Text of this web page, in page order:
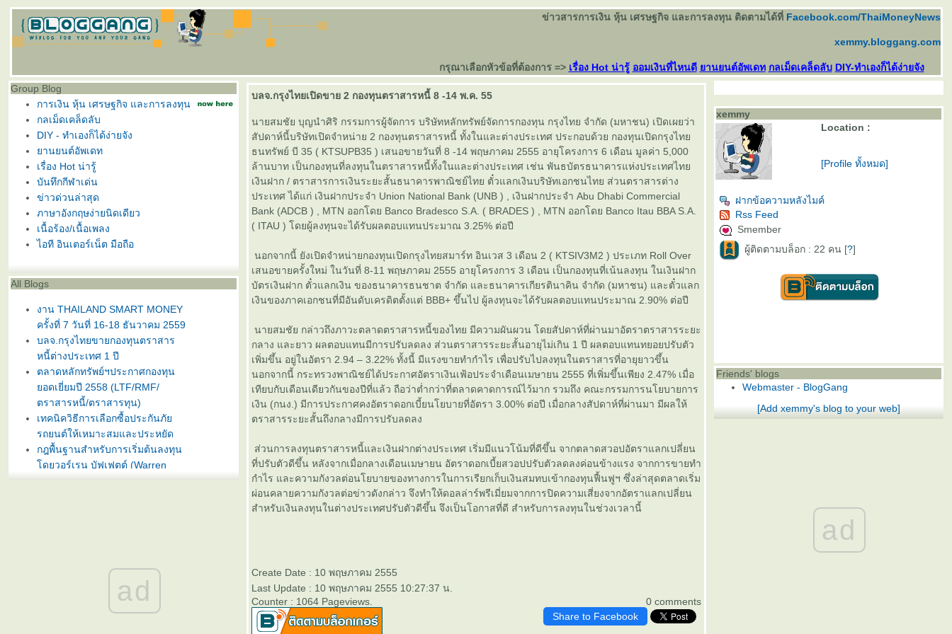
ข่าวสารการเงิน หุ้น เศรษฐกิจ และการลงทุน ติดตามได้ที่ Facebook.com/ThaiMoneyNews
xemmy.bloggang.com
กรุณาเลือกหัวข้อที่ต้องการ => เรื่อง Hot น่ารู้ ออมเงินที่ไหนดี านยนต์อัพเดท กลเม็ดเคล็ดลับ DIY-ทำเองก็ได้ง่ายจัง
Group Blog
การเงิน หุ้น เศรษฐกิจ และการลงทุน
กลเม็ดเคล็ดลับ
DIY - ทำเองก็ได้ง่ายจัง
านยนต์อัพเดท
เรื่อง Hot น่ารู้
บันทึกกีฬาเด่น
ข่าวด่วนล่าสุด
ภาษาอังกฤษง่ายนิดเดียว
เนื้อร้อง/เนื้อเพลง
ไอที อินเตอร์เน็ต มือถือ
All Blogs
งาน THAILAND SMART MONEY
ครั้งที่ 7 วันที่ 16-18 ธันวาคม 2559
บลจ.กรุงไทยขายกองทุนตราสาร
หนี้ต่างประเทศ 1 ปี
ตลาดหลักทรัพย์ฯประกาศกองทุน
อดเยี่ยมปี 2558 (LTF/RMF/
ตราสารหนี้/ตราสารทุน)
เทคนิควิธีการเลือกซื้อประกันภั
รถยนต์ให้เหมาะสมและประหยัด
กฎพื้นฐานสำหรับการเริ่มต้นลงทุน
ดยวอร์เรน บัฟเฟตต์ (Warren
ดอกเบี้ยสูง 3% ต่อปี
บลจ. ทิสโก้ เปิดเสนอขาย “กองทุน
เปิด ทิสโก้ เจแปน อิควิตี้ ทริกเกอร์
8% #2” วันที่ 2- 9 ม.ค. 2557
ad
บลจ.กรุงไทยเปิดขาย 2 กองทุนตราสารหนี้ 8 -14 พ.ค. 55
นายสมชัย บุญนำศิริ กรรมการผู้จัดการ บริษัทหลักทรัพย์จัดการกองทุน กรุงไทย จำกัด (มหาชน) เปิดเผยว่า
สัปดาห์นี้บริษัทเปิดจำหน่าย 2 กองทุนตราสารหนี้ ทั้งในและต่างประเทศ ประกอบด้วย กองทุนเปิดกรุงไท
ธนทรัพย์ บี 35 ( KTSUPB35 ) เสนอขายวันที่ 8 -14 พฤษภาคม 2555 อายุโครงการ 6 เดือน มูลค่า 5,000
ล้านบาท เป็นกองทุนที่ลงทุนในตราสารหนี้ทั้งในและต่างประเทศ เช่น พันธบัตรธนาคารแห่งประเทศไท
เงินฝาก / ตราสารการเงินระยะสั้นธนาคารพาณิชย์ไทย ตั๋วแลกเงินบริษัทเอกชนไทย ส่วนตราสารต่าง
ประเทศ ได้แก่ เงินฝากประจำ Union National Bank (UNB ) , เงินฝากประจำ Abu Dhabi Commercial
Bank (ADCB ) , MTN ออกโดย Banco Bradesco S.A. ( BRADES ) , MTN ออกโดย Banco Itau BBA S.A.
( ITAU ) โดยผู้ลงทุนจะได้รับผลตอบแทนประมาณ 3.25% ต่อปี
นอกจากนี้ ยังเปิดจำหน่ายกองทุนเปิดกรุงไทยสมาร์ท อินเวส 3 เดือน 2 ( KTSIV3M2 ) ประเภท Roll Over
เสนอขายครั้งใหม่ ในวันที่ 8-11 พฤษภาคม 2555 อายุโครงการ 3 เดือน เป็นกองทุนที่เน้นลงทุน ในเงินฝาก
บัตรเงินฝาก ตั๋วแลกเงิน ของธนาคารธนชาต จำกัด และธนาคารเกียรตินาคิน จำกัด (มหาชน) และตั๋วแลก
เงินของภาคเอกชนที่มีอันดับเครดิตตั้งแต่ BBB+ ขึ้นไป ผู้ลงทุนจะได้รับผลตอบแทนประมาณ 2.90% ต่อปี
นายสมชัย กล่าวถึงภาวะตลาดตราสารหนี้ของไทย มีความผันผวน โดยสัปดาห์ที่ผ่านมาอัตราตราสารระยะ
กลาง และยาว ผลตอบแทนมีการปรับลดลง ส่วนตราสารระยะสั้นอายุไม่เกิน 1 ปี ผลตอบแทนทยอยปรับตัว
เพิ่มขึ้น อยู่ในอัตรา 2.94 – 3.22% ทั้งนี้ มีแรงขายทำกำไร เพื่อปรับไปลงทุนในตราสารที่อายุยาวขึ้น
นอกจากนี้ กระทรวงพาณิชย์ได้ประกาศอัตราเงินเฟ้อประจำเดือนเมษายน 2555 ที่เพิ่มขึ้นเพียง 2.47% เมื่อ
เทียบกับเดือนเดียวกันของปีที่แล้ว ถือว่าต่ำกว่าที่ตลาดคาดการณ์ไว้มาก รวมถึง คณะกรรมการนโยบายการ
เงิน (กนง.) มีการประกาศคงอัตราดอกเบี้ยนโยบายที่อัตรา 3.00% ต่อปี เมื่อกลางสัปดาห์ที่ผ่านมา มีผลให้
ตราสารระยะสั้นถึงกลางมีการปรับลดลง
ส่วนการลงทุนตราสารหนี้และเงินฝากต่างประเทศ เริ่มมีแนวโน้มที่ดีขึ้น จากตลาดสวอปอัตราแลกเปลี่ยน
ที่ปรับตัวดีขึ้น หลังจากเมื่อกลางเดือนเมษายน อัตราดอกเบี้ยสวอปปรับตัวลดลงค่อนข้างแรง จากการขายทำ
กำไร และความกังวลต่อนโยบายของทางการในการเรียกเก็บเงินสมทบเข้ากองทุนฟื้นฟูฯ ซึ่งล่าสุดตลาดเริ่ม
ผ่อนคลายความกังวลต่อข่าวดังกล่าว จึงทำให้ดอลล่าร์พรีเมี่ยมจากการปิดความเสี่ยงจากอัตราแลกเปลี่ยน
สำหรับเงินลงทุนในต่างประเทศปรับตัวดีขึ้น จึงเป็นโอกาสที่ดี สำหรับการลงทุนในช่วงเวลานี้
Create Date : 10 พฤษภาคม 2555
Last Update : 10 พฤษภาคม 2555 10:27:37 น.
0 comments
Counter : 1064 Pageviews.
Share to Facebook
xemmy
Location :
[Profile ทั้งหมด]
ฝากข้อความหลังไมค์
Rss Feed
Smember
ผู้ติดตามบล็อก : 22 คน [?]
Friends' blogs
Webmaster - BlogGang
[Add xemmy's blog to your web]
ad